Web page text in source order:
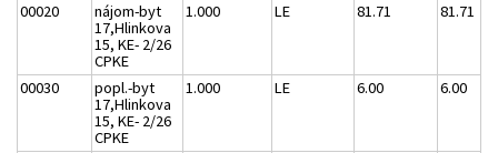
00020
nájom-byt
17,Hlinkova
15, KE- 2/26
CPKE
1.000 LE 81.71 81.71
00030
popl.-byt
17,Hlinkova
15, KE- 2/26
CPKE
1.000 LE 6.00 6.00